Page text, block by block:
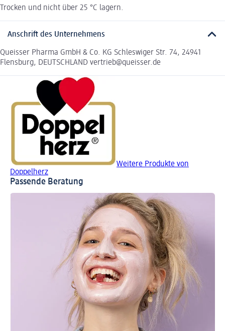
Trocken und nicht über 25 °C lagern.
Anschrift des Unternehmens
Queisser Pharma GmbH & Co. KG Schleswiger Str. 74, 24941
Flensburg, DEUTSCHLAND vertrieb@queisser.de
Weitere Produkte von
Doppelherz
Passende Beratung